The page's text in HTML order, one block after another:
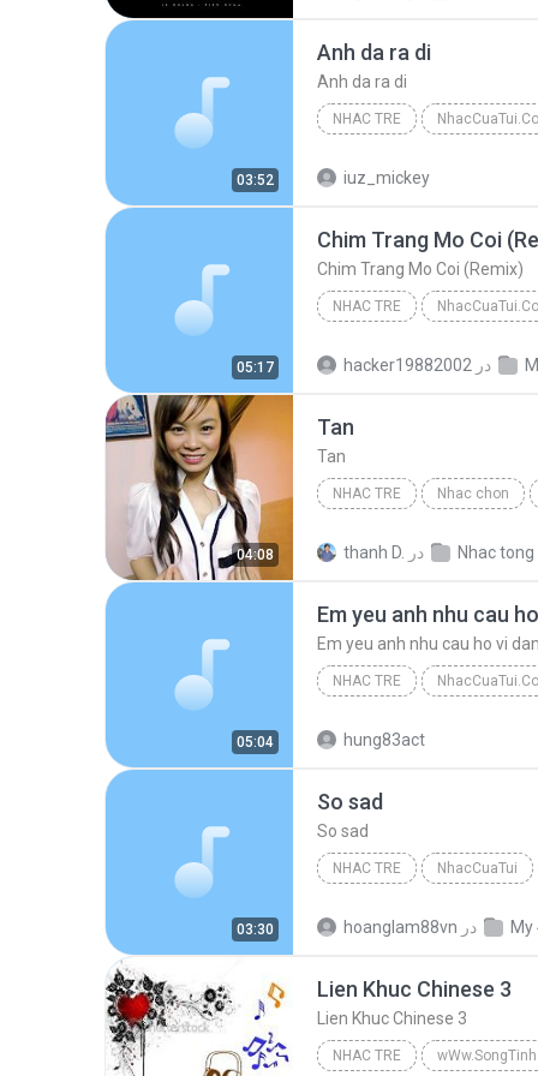
03:52
Anh da ra di
Anh da ra di
NHAC TRE
iuz_mickey
05:17
Chim Trang Mo Coi
Chim Trang Mo Coi (Remix)
NHAC TRE
hacker19882002 در
04:08
Tan
Tan
NHAC TRE Nhac chon
thanh D. در Nhac tong
05:04
Em yeu anh nhu cau
Em yeu anh nhu cau ho vi
NHAC TRE
hung83act
03:30
So sad
So sad
NHAC TRE NhacCuaTui
hoanglam88vn در My
Lien Khuc Chinese 3
Lien Khuc Chinese 3
NHAC TRE